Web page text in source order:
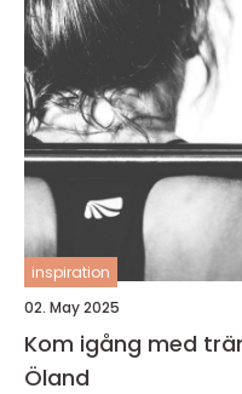
inspiration
02. May 2025
Kom igång med
Öland